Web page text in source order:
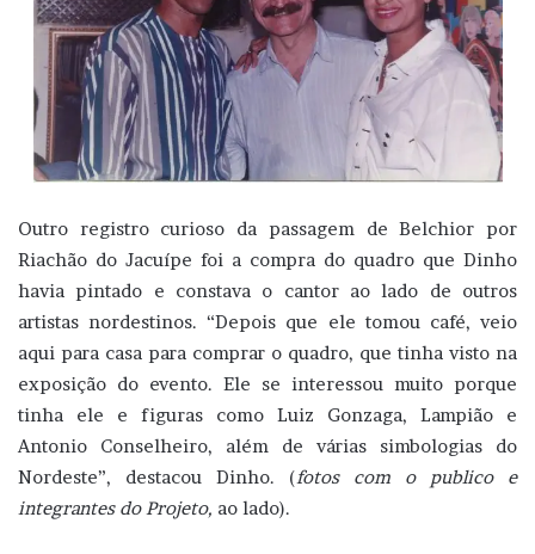
Outro registro curioso da passagem de Belchior por
Riachão do Jacuípe foi a compra do quadro que Dinho
havia pintado e constava o cantor ao lado de outros
artistas nordestinos. “Depois que ele tomou café, veio
aqui para casa para comprar o quadro, que tinha visto na
exposição do evento. Ele se interessou muito porque
tinha ele e figuras como Luiz Gonzaga, Lampião e
Antonio Conselheiro, além de várias simbologias do
Nordeste”, destacou Dinho. (fotos com o publico e
integrantes do Projeto, ao lado).